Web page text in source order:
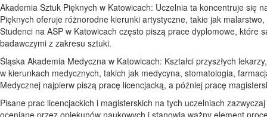
Akademia Sztuk Pięknych w Katowicach: Uczelnia ta koncentruje się
Pięknych oferuje różnorodne kierunki artystyczne, takie jak
Studenci na ASP w Katowicach często piszą prace dyplomowe,
badawczymi z zakresu sztuki.
Śląska Akademia Medyczna w Katowicach: Kształci przyszłych
w kierunkach medycznych, takich jak medycyna, stomatologia,
Medycznej najpierw piszą pracę licencjacką, a później pracę
Pisane prac licencjackich i magisterskich na tych uczelniach
oceniane przez opiekunów naukowych i stanowią ważny element